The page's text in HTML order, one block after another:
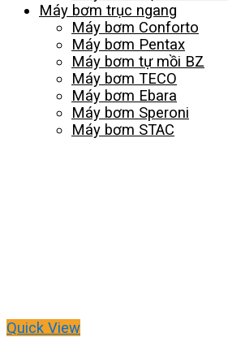
Máy bơm trục ngang
Máy bơm Conforto
Máy bơm Pentax
Máy bơm tự mồi BZ
Máy bơm TECO
Máy bơm Ebara
Máy bơm Speroni
Máy bơm STAC
Quick View